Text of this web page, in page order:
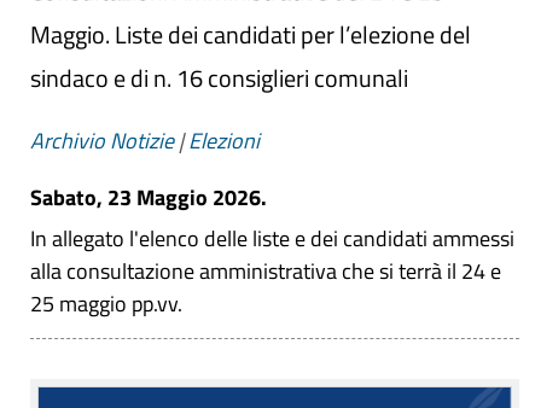
Maggio. Liste dei candidati per l’elezione del
sindaco e di n. 16 consiglieri comunali
Archivio Notizie|Elezioni
Sabato, 23 Maggio 2026.
In allegato l'elenco delle liste e dei candidati ammessi
alla consultazione amministrativa che si terrà il 24 e
25 maggio pp.vv.